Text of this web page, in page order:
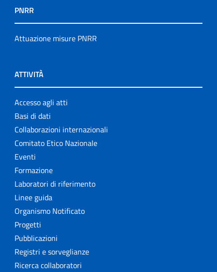
PNRR
Attuazione misure PNRR
ATTIVITÀ
Accesso agli atti
Basi di dati
Collaborazioni internazionali
Comitato Etico Nazionale
Eventi
Formazione
Laboratori di riferimento
Linee guida
Organismo Notificato
Progetti
Pubblicazioni
Registri e sorveglianze
Ricerca collaboratori